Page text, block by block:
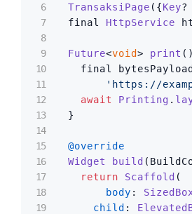
TransaksiPage ({Key
  final
HttpService
Future<void> print
final
'https://
await
Printing .
  }
@override
Widget
build (
return
Scaffold (
body :
child :